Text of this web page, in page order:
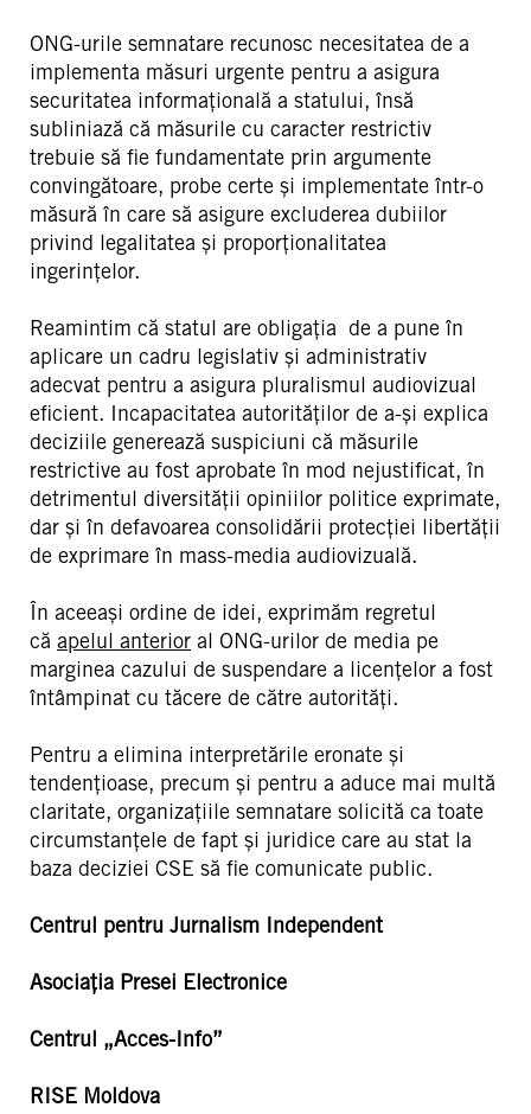
ONG-urile semnatare recunosc necesitatea de a
implementa măsuri urgente pentru a asigura
securitatea informațională a statului, însă
subliniază că măsurile cu caracter restrictiv
trebuie să fie fundamentate prin argumente
convingătoare, probe certe și implementate într-o
măsură în care să asigure excluderea dubiilor
privind legalitatea și proporționalitatea
ingerințelor.
Reamintim că statul are obligația de a pune în
aplicare un cadru legislativ şi administrativ
adecvat pentru a asigura pluralismul audiovizual
eficient. Incapacitatea autorităților de a-și explica
deciziile generează suspiciuni că măsurile
restrictive au fost aprobate în mod nejustificat, în
detrimentul diversității opiniilor politice exprimate,
dar și în defavoarea consolidării protecției libertății
de exprimare în mass-media audiovizuală.
În aceeași ordine de idei, exprimăm regretul
că apelul anterior al ONG-urilor de media pe
marginea cazului de suspendare a licențelor a fost
întâmpinat cu tăcere de către autorități.
Pentru a elimina interpretările eronate și
tendențioase, precum și pentru a aduce mai multă
claritate, organizațiile semnatare solicită ca toate
circumstanțele de fapt și juridice care au stat la
baza deciziei CSE să fie comunicate public.
Centrul pentru Jurnalism Independent
Asociația Presei Electronice
Centrul „Acces-Info”
RISE Moldova